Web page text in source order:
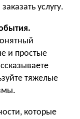
услугу.
и простые
тяжелые
которые